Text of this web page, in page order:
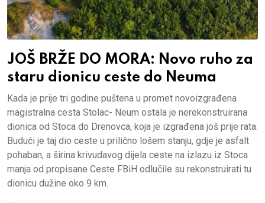
JOŠ BRŽE DO MORA: Novo ruho za
staru dionicu ceste do Neuma
Kada je prije tri godine puštena u promet novoizgrađena
magistralna cesta Stolac- Neum ostala je nerekonstruirana
dionica od Stoca do Drenovca, koja je izgrađena još prije rata.
Budući je taj dio ceste u prilično lošem stanju, gdje je asfalt
pohaban, a širina krivudavog dijela ceste na izlazu iz Stoca
manja od propisane Ceste FBiH odlučile su rekonstruirati tu
dionicu dužine oko 9 km.